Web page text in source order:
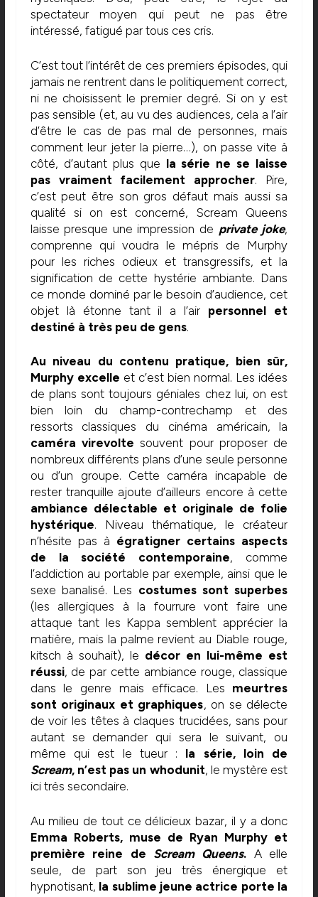
spectateur moyen qui peut ne pas être
intéressé, fatigué par tous ces cris.
C’est tout l’intérêt de ces premiers épisodes, qui
jamais ne rentrent dans le politiquement correct,
ni ne choisissent le premier degré. Si on y est
pas sensible (et, au vu des audiences, cela a l’air
d’être le cas de pas mal de personnes, mais
comment leur jeter la pierre…), on passe vite à
côté, d’autant plus que la série ne se laisse
pas vraiment facilement approcher. Pire,
c’est peut être son gros défaut mais aussi sa
qualité si on est concerné, Scream Queens
laisse presque une impression de private joke,
comprenne qui voudra le mépris de Murphy
pour les riches odieux et transgressifs, et la
signification de cette hystérie ambiante. Dans
ce monde dominé par le besoin d’audience, cet
objet là étonne tant il a l’air personnel et
destiné à très peu de gens.
Au niveau du contenu pratique, bien sûr,
Murphy excelle et c’est bien normal. Les idées
de plans sont toujours géniales chez lui, on est
bien loin du champ-contrechamp et des
ressorts classiques du cinéma américain, la
caméra virevolte souvent pour proposer de
nombreux différents plans d’une seule personne
ou d’un groupe. Cette caméra incapable de
rester tranquille ajoute d’ailleurs encore à cette
ambiance délectable et originale de folie
hystérique. Niveau thématique, le créateur
n’hésite pas à égratigner certains aspects
de la société contemporaine, comme
l’addiction au portable par exemple, ainsi que le
sexe banalisé. Les costumes sont superbes
(les allergiques à la fourrure vont faire une
attaque tant les Kappa semblent apprécier la
matière, mais la palme revient au Diable rouge,
kitsch à souhait), le décor en lui-même est
réussi, de par cette ambiance rouge, classique
dans le genre mais efficace. Les meurtres
sont originaux et graphiques, on se délecte
de voir les têtes à claques trucidées, sans pour
autant se demander qui sera le suivant, ou
même qui est le tueur : la série, loin de
Scream, n’est pas un whodunit, le mystère est
ici très secondaire.
Au milieu de tout ce délicieux bazar, il y a donc
Emma Roberts, muse de Ryan Murphy et
première reine de Scream Queens. A elle
seule, de part son jeu très énergique et
hypnotisant, la sublime jeune actrice porte la